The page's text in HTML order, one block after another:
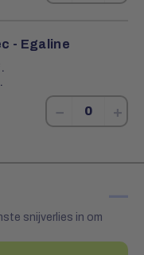
- Egaline
− +
—
snijverlies in om